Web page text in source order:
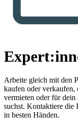
Arbeite gleich mit den
kaufen oder verkaufen,
vermieten oder für
suchst. Kontaktiere die
in besten Händen.